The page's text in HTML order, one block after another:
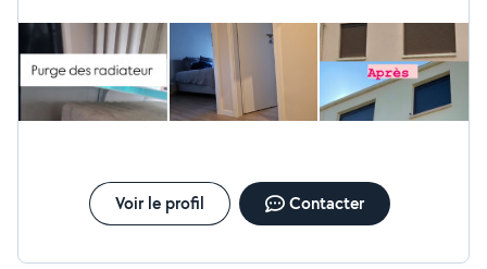
Voir le profil Contacter